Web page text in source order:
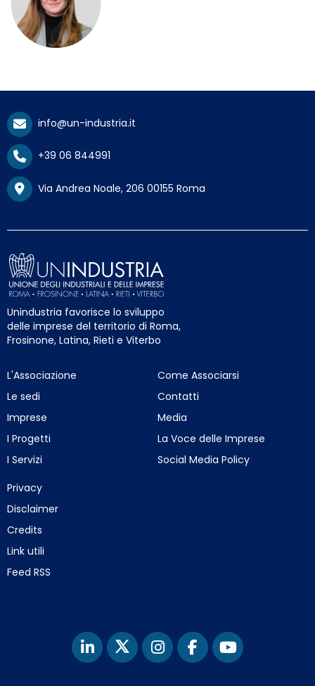
info@un-industria.it
+39 06 844991
Via Andrea Noale, 206 00155 Roma
Unindustria favorisce lo sviluppo
delle imprese del territorio di Roma,
Frosinone, Latina, Rieti e Viterbo
L'Associazione
Le sedi
Imprese
I Progetti
I Servizi
Come Associarsi
Contatti
Media
La Voce delle Imprese
Social Media Policy
Privacy
Disclaimer
Credits
Link utili
Feed RSS